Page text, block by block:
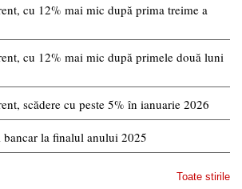
cu 12% mai mic după prima treime a
cu 12% mai mic după primele două luni
scădere cu peste 5% în ianuarie 2026
la finalul anului 2025
Toate stirile